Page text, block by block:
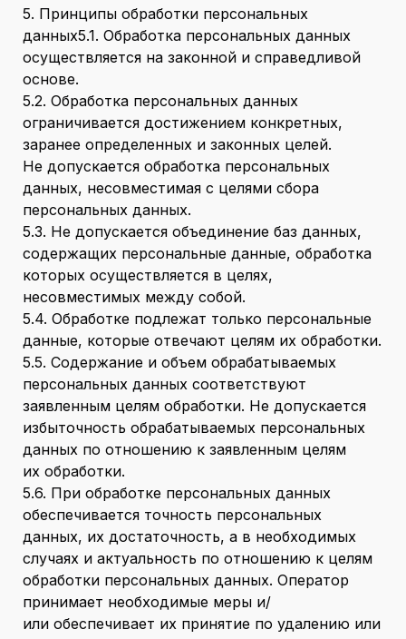
5. Принципы обработки персональных
данных5.1. Обработка персональных данных
осуществляется на законной и справедливой
основе.
5.2. Обработка персональных данных
ограничивается достижением конкретных,
заранее определенных и законных целей.
Не допускается обработка персональных
данных, несовместимая с целями сбора
персональных данных.
5.3. Не допускается объединение баз данных,
содержащих персональные данные, обработка
которых осуществляется в целях,
несовместимых между собой.
5.4. Обработке подлежат только персональные
данные, которые отвечают целям их обработки.
5.5. Содержание и объем обрабатываемых
персональных данных соответствуют
заявленным целям обработки. Не допускается
избыточность обрабатываемых персональных
данных по отношению к заявленным целям
их обработки.
5.6. При обработке персональных данных
обеспечивается точность персональных
данных, их достаточность, а в необходимых
случаях и актуальность по отношению к целям
обработки персональных данных. Оператор
принимает необходимые меры и/
или обеспечивает их принятие по удалению или